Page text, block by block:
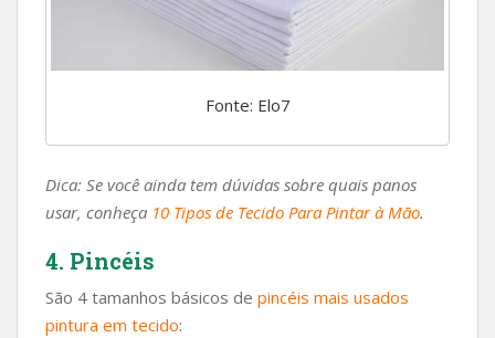
Fonte: Elo7
Dica: Se você ainda tem dúvidas sobre quais panos
usar, conheça 10 Tipos de Tecido Para Pintar à Mão.
4. Pincéis
São 4 tamanhos básicos de pincéis mais usados
pintura em tecido: